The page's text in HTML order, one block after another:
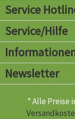
Service
Service/Hilfe
Newsletter
* Alle Preise